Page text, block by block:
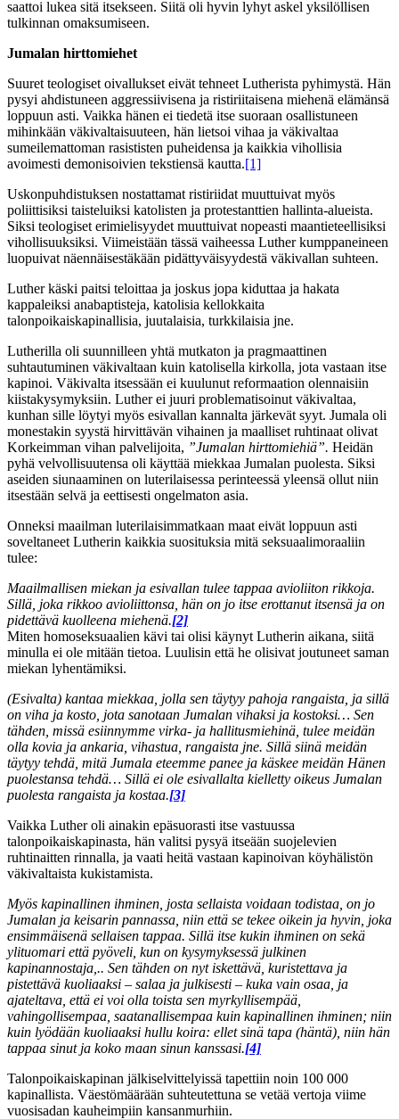
saattoi lukea sitä itsekseen. Siitä oli hyvin lyhyt askel yksilöllisen
tulkinnan omaksumiseen.
Jumalan hirttomiehet
Suuret teologiset oivallukset eivät tehneet Lutherista pyhimystä. Hän
pysyi ahdistuneen aggressiivisena ja ristiriitaisena miehenä elämänsä
loppuun asti. Vaikka hänen ei tiedetä itse suoraan osallistuneen
mihinkään väkivaltaisuuteen, hän lietsoi vihaa ja väkivaltaa
sumeilemattoman rasististen puheidensa ja kaikkia vihollisia
avoimesti demonisoivien tekstiensä kautta.[1]
Uskonpuhdistuksen nostattamat ristiriidat muuttuivat myös
poliittisiksi taisteluiksi katolisten ja protestanttien hallinta-alueista.
Siksi teologiset erimielisyydet muuttuivat nopeasti maantieteellisiksi
vihollisuuksiksi. Viimeistään tässä vaiheessa Luther kumppaneineen
luopuivat näennäisestäkään pidättyväisyydestä väkivallan suhteen.
Luther käski paitsi teloittaa ja joskus jopa kiduttaa ja hakata
kappaleiksi anabaptisteja, katolisia kellokkaita
talonpoikaiskapinallisia, juutalaisia, turkkilaisia jne.
Lutherilla oli suunnilleen yhtä mutkaton ja pragmaattinen
suhtautuminen väkivaltaan kuin katolisella kirkolla, jota vastaan itse
kapinoi. Väkivalta itsessään ei kuulunut reformaation olennaisiin
kiistakysymyksiin. Luther ei juuri problematisoinut väkivaltaa,
kunhan sille löytyi myös esivallan kannalta järkevät syyt. Jumala oli
monestakin syystä hirvittävän vihainen ja maalliset ruhtinaat olivat
Korkeimman vihan palvelijoita, ”Jumalan hirttomiehiä”. Heidän
pyhä velvollisuutensa oli käyttää miekkaa Jumalan puolesta. Siksi
aseiden siunaaminen on luterilaisessa perinteessä yleensä ollut niin
itsestään selvä ja eettisesti ongelmaton asia.
Onneksi maailman luterilaisimmatkaan maat eivät loppuun asti
soveltaneet Lutherin kaikkia suosituksia mitä seksuaalimoraaliin
tulee:
Maailmallisen miekan ja esivallan tulee tappaa avioliiton rikkoja.
Sillä, joka rikkoo avioliittonsa, hän on jo itse erottanut itsensä ja on
pidettävä kuolleena miehenä.[2]
Miten homoseksuaalien kävi tai olisi käynyt Lutherin aikana, siitä
minulla ei ole mitään tietoa. Luulisin että he olisivat joutuneet saman
miekan lyhentämiksi.
(Esivalta) kantaa miekkaa, jolla sen täytyy pahoja rangaista, ja sillä
on viha ja kosto, jota sanotaan Jumalan vihaksi ja kostoksi… Sen
tähden, missä esiinnymme virka- ja hallitusmiehinä, tulee meidän
olla kovia ja ankaria, vihastua, rangaista jne. Sillä siinä meidän
täytyy tehdä, mitä Jumala eteemme panee ja käskee meidän Hänen
puolestansa tehdä… Sillä ei ole esivallalta kielletty oikeus Jumalan
puolesta rangaista ja kostaa.[3]
Vaikka Luther oli ainakin epäsuorasti itse vastuussa
talonpoikaiskapinasta, hän valitsi pysyä itseään suojelevien
ruhtinaitten rinnalla, ja vaati heitä vastaan kapinoivan köyhälistön
väkivaltaista kukistamista.
Myös kapinallinen ihminen, josta sellaista voidaan todistaa, on jo
Jumalan ja keisarin pannassa, niin että se tekee oikein ja hyvin, joka
ensimmäisenä sellaisen tappaa. Sillä itse kukin ihminen on sekä
ylituomari että pyöveli, kun on kysymyksessä julkinen
kapinannostaja,.. Sen tähden on nyt iskettävä, kuristettava ja
pistettävä kuoliaaksi – salaa ja julkisesti – kuka vain osaa, ja
ajateltava, että ei voi olla toista sen myrkyllisempää,
vahingollisempaa, saatanallisempaa kuin kapinallinen ihminen; niin
kuin lyödään kuoliaaksi hullu koira: ellet sinä tapa (häntä), niin hän
tappaa sinut ja koko maan sinun kanssasi.[4]
Talonpoikaiskapinan jälkiselvittelyissä tapettiin noin 100 000
kapinallista. Väestömäärään suhteutettuna se vetää vertoja viime
vuosisadan kauheimpiin kansanmurhiin.